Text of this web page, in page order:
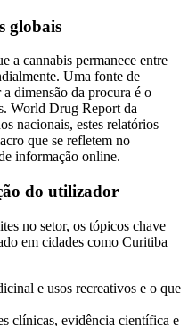
globais
a cannabis permanece entre
Uma fonte de
dimensão da procura é o
World Drug Report da
nacionais, estes relatórios
que se refletem no
informação online.
do utilizador
no setor, os tópicos chave
em cidades como Curitiba
e usos recreativos e o que
clínicas, evidência científica e